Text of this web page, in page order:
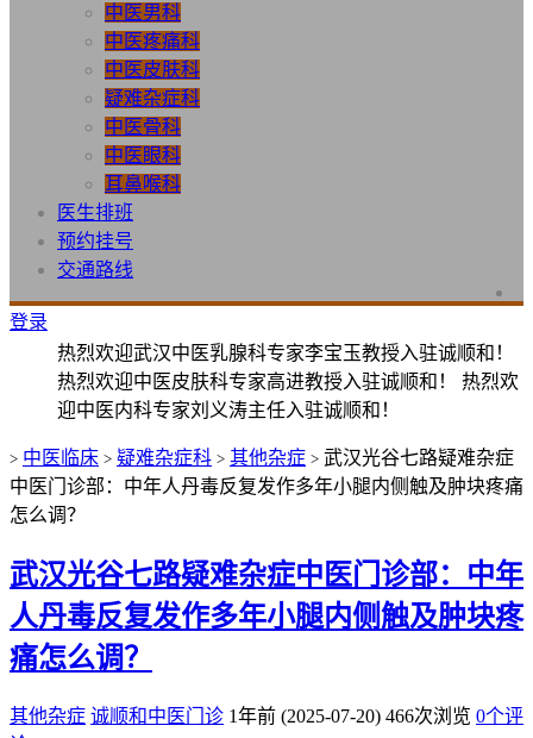
中医男科
中医疼痛科
中医皮肤科
疑难杂症科
中医骨科
中医眼科
耳鼻喉科
医生排班
预约挂号
交通路线
登录
热烈欢迎武汉中医乳腺科专家李宝玉教授入驻诚顺和！
热烈欢迎中医皮肤科专家高进教授入驻诚顺和！ 热烈欢
迎中医内科专家刘义涛主任入驻诚顺和！
> 中医临床 > 疑难杂症科 > 其他杂症 > 武汉光谷七路疑难杂症
中医门诊部：中年人丹毒反复发作多年小腿内侧触及肿块疼痛
怎么调？
武汉光谷七路疑难杂症中医门诊部：中年
人丹毒反复发作多年小腿内侧触及肿块疼
痛怎么调？
其他杂症 诚顺和中医门诊 1年前 (2025-07-20) 466次浏览 0个评